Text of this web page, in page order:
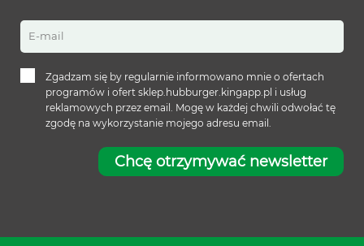
E-mail
Zgadzam się by regularnie informowano mnie o ofertach
programów i ofert sklep.hubburger.kingapp.pl i usług
reklamowych przez email. Mogę w każdej chwili odwołać tę
zgodę na wykorzystanie mojego adresu email.
Chcę otrzymywać newsletter